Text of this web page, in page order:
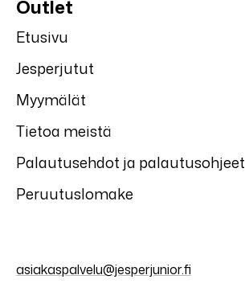
Outlet
Etusivu
Jesperjutut
Myymälät
Tietoa meistä
Palautusehdot ja palautusohjeet
Peruutuslomake
asiakaspalvelu@jesperjunior.fi